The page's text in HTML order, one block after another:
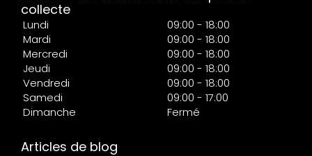
collecte
Lundi
09:00 - 18:00
Mardi
09:00 - 18:00
Mercredi
09:00 - 18:00
Jeudi
09:00 - 18:00
Vendredi
09:00 - 18:00
Samedi
09:00 - 17:00
Dimanche
Fermé
Articles de blog